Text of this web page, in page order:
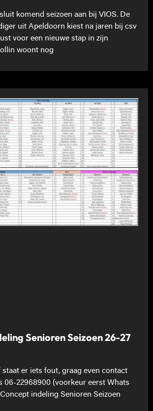
komend seizoen aan bij VIOS. De
uit Apeldoorn kiest na jaren bij csv
voor een nieuwe stap in zijn
woont nog
Senioren Seizoen 26-27
staat er iets fout, graag even contact
06-22968900 (voorkeur eerst Whats
indeling Senioren Seizoen